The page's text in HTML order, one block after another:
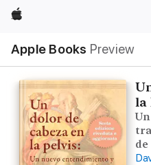
Apple
Apple Books Preview
Nav
Open
Menu
la